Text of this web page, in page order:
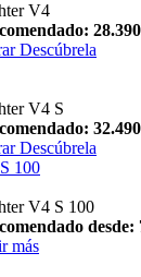
V4
Descúbrela
V4 S
Descúbrela
100
V4 S 100
desde:
más